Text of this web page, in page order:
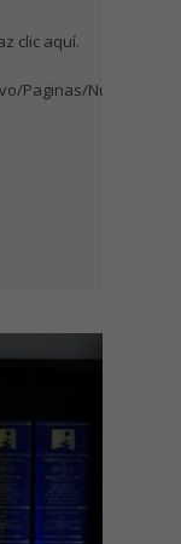
clic aquí.
Paginas/Nuestra-